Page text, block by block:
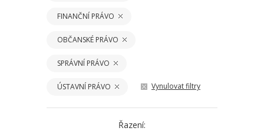
FINANČNÍ PRÁVO
OBČANSKÉ PRÁVO
SPRÁVNÍ PRÁVO
ÚSTAVNÍ PRÁVO Vynulovat filtry
Řazení: